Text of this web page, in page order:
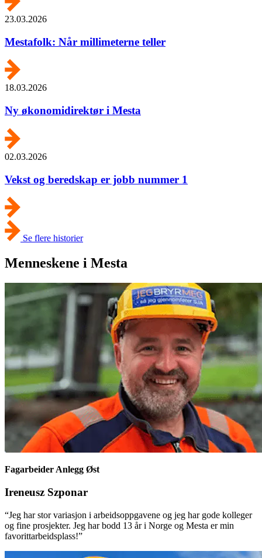
23.03.2026
Mestafolk: Når millimeterne teller
18.03.2026
Ny økonomidirektør i Mesta
02.03.2026
Vekst og beredskap er jobb nummer 1
Se flere historier
Menneskene i Mesta
Fagarbeider Anlegg Øst
Ireneusz Szponar
“Jeg har stor variasjon i arbeidsoppgavene og jeg har gode kolleger
og fine prosjekter. Jeg har bodd 13 år i Norge og Mesta er min
favorittarbeidsplass!”